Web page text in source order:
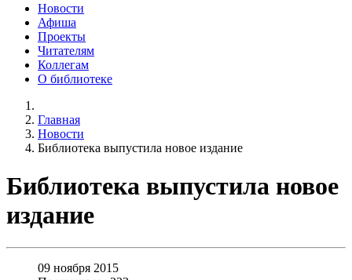
Новости
Афиша
Проекты
Читателям
Коллегам
О библиотеке
Главная
Новости
Библиотека выпустила новое издание
Библиотека выпустила новое
издание
09 ноября 2015